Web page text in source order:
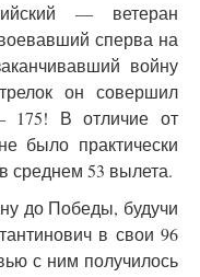
— ветеран
сперва на
войну
он совершил
175! В отличие от
было практически
среднем 53 вылета.
до Победы, будучи
в свои 96
с ним получилось